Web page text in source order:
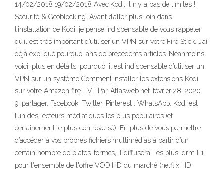
14/02/2018 19/02/2018 Avec Kodi, il n’y a pas de limites !
Securité & Geoblocking. Avant d’aller plus loin dans
l’installation de Kodi, je pense indispensable de vous rappeler
qu’il est très important d’utiliser un VPN sur votre Fire Stick. J’ai
déjà expliqué pourquoi ans de précédents articles. Néanmoins,
voici, plus en détails, pourquoi il est indispensable d’utiliser un
VPN sur un système Comment installer les extensions Kodi
sur votre Amazon fire TV . Par. Atlasweb.net-février 28, 2020.
9. partager. Facebook. Twitter. Pinterest . WhatsApp. Kodi est
l’un des lecteurs médiatiques les plus populaires (et
certainement le plus controversé). En plus de vous permettre
d’accéder à vos propres fichiers multimédias à partir d’un
certain nombre de plates-formes, il diffusera Les plus: drm L1
pour l'ensemble de l'offre VOD HD du marché (netflix HD,